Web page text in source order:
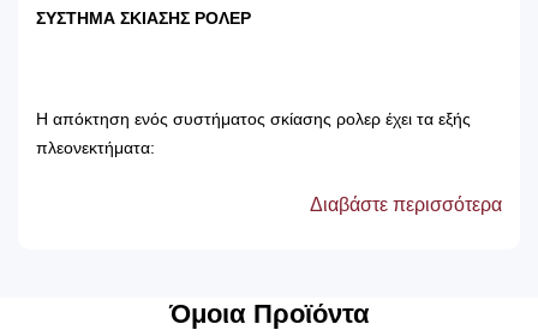
ΣΥΣΤΗΜΑ ΣΚΙΑΣΗΣ ΡΟΛΕΡ
Η απόκτηση ενός συστήματος σκίασης ρολερ έχει τα εξής
πλεονεκτήματα:
μόνο με ένα ελαφρός νωπό βέτεξ ή με
ατμοκαθαριστή.
Διαβάστε περισσότερα
Όμοια Προϊόντα